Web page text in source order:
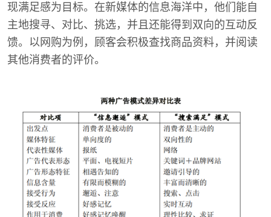
现满足感为目标。在新媒体的信息海洋中，他们能自
主地搜寻、对比、挑选，并且还能得到双向的互动反
馈。以网购为例，顾客会积极查找商品资料，并阅读
其他消费者的评价。